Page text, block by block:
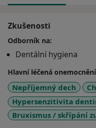
Zkušenosti
Odborník na:
Dentální hygiena
Hlavní léčená onemocnění
Nepříjemný dech
Hypersenzitivita
Bruxismus / skřípání